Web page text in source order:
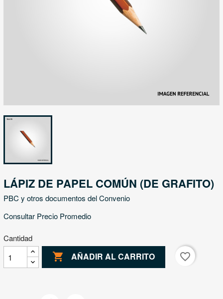
LÁPIZ DE PAPEL COMÚN (DE GRAFITO)
PBC y otros documentos del Convenio
Consultar Precio Promedio
Cantidad
 AÑADIR AL CARRITO favorite_border